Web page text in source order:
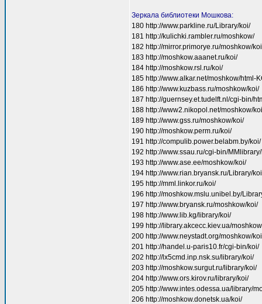
Зеркала библиотеки Мошкова:
180 http://www.parkline.ru/Library/koi/
181 http://kulichki.rambler.ru/moshkow/
182 http://mirror.primorye.ru/moshkow/
183 http://moshkow.aaanet.ru/koi/
184 http://moshkow.rsl.ru/koi/
185 http://www.alkar.net/moshkow/html-
186 http://www.kuzbass.ru/moshkow/koi/
187 http://guernsey.et.tudelft.nl/cgi-bin/
188 http://www2.nikopol.net/moshkow/
189 http://www.gss.ru/moshkow/koi/
190 http://moshkow.perm.ru/koi/
191 http://compulib.power.belabm.by/koi/
192 http://www.ssau.ru/cgi-bin/
193 http://www.ase.ee/moshkow/koi/
194 http://www.rian.bryansk.ru/Library/
195 http://mml.linkor.ru/koi/
196 http://moshkow.mslu.unibel.by/
197 http://www.bryansk.ru/moshkow/koi/
198 http://www.lib.kg/library/koi/
199 http://library.akcecc.kiev.ua/
200 http://www.neystadt.org/moshkow/
201 http://handel.u-paris10.fr/cgi-bin/koi/
202 http://lx5cmd.inp.nsk.su/library/koi/
203 http://moshkow.surgut.ru/library/koi/
204 http://www.ors.kirov.ru/library/koi/
205 http://www.intes.odessa.ua/library/
206 http://moshkow.donetsk.ua/koi/